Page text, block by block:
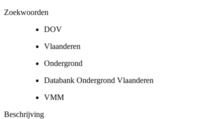
Zoekwoorden
DOV
Vlaanderen
Ondergrond
Databank Ondergrond Vlaanderen
VMM
Beschrijving